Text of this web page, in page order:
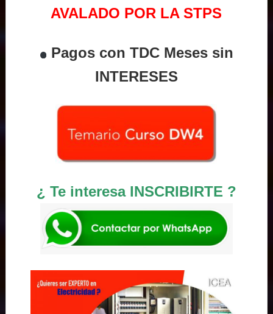
AVALADO POR LA STPS
Pagos con TDC Meses sin
INTERESES
¿ Te interesa INSCRIBIRTE ?